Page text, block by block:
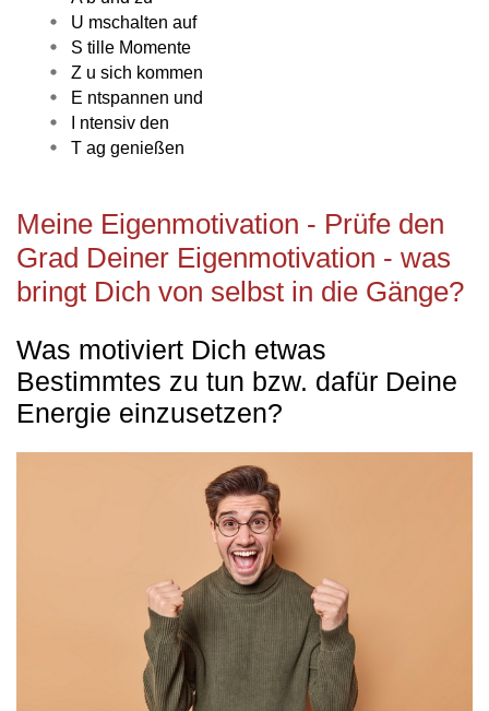
U mschalten auf
S tille Momente
Z u sich kommen
E ntspannen und
I ntensiv den
T ag genießen
Meine Eigenmotivation - Prüfe den
Grad Deiner Eigenmotivation - was
bringt Dich von selbst in die Gänge?
Was motiviert Dich etwas
Bestimmtes zu tun bzw. dafür Deine
Energie einzusetzen?